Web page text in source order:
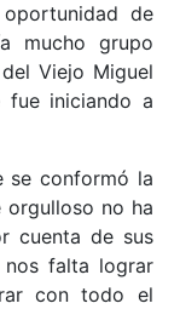
de
mucho grupo
Viejo Miguel
iniciando a
se conformó la
orgulloso no ha
cuenta de sus
nos falta lograr
con todo el